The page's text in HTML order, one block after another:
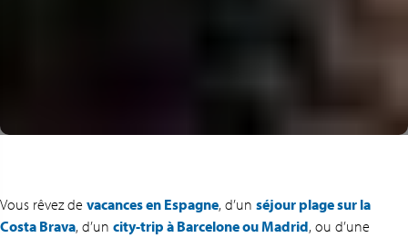
Vous rêvez de vacances en Espagne, d’un séjour plage sur la
Costa Brava, d’un city-trip à Barcelone ou Madrid, ou d’une